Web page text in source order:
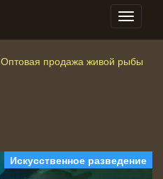
Оптовая продажа живой рыбы
Искусственное разведение